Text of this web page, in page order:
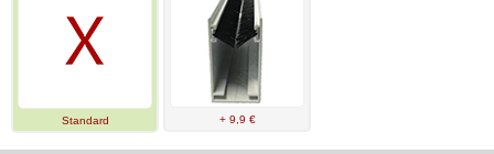
Standard + 9,9 €